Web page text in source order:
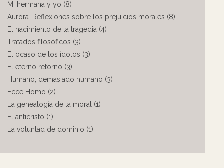
Mi hermana y yo (8)
Aurora. Reflexiones sobre los prejuicios morales (8)
El nacimiento de la tragedia (4)
Tratados filosóficos (3)
El ocaso de los ídolos (3)
El eterno retorno (3)
Humano, demasiado humano (3)
Ecce Homo (2)
La genealogía de la moral (1)
El anticristo (1)
La voluntad de dominio (1)